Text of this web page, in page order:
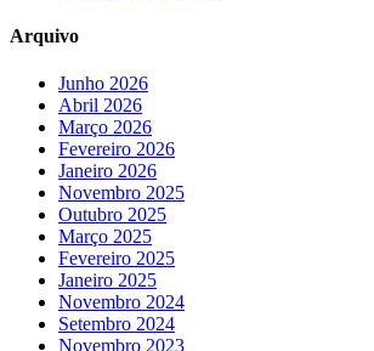
Arquivo
Junho 2026
Abril 2026
Março 2026
Fevereiro 2026
Janeiro 2026
Novembro 2025
Outubro 2025
Março 2025
Fevereiro 2025
Janeiro 2025
Novembro 2024
Setembro 2024
Novembro 2023